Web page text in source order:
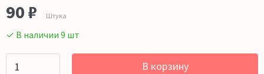
90 ₽ Штука
✓ В наличии 9 шт
В корзину